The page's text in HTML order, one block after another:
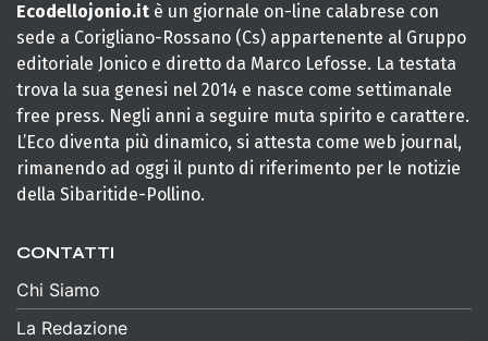
Ecodellojonio.it è un giornale on-line calabrese con
sede a Corigliano-Rossano (Cs) appartenente al Gruppo
editoriale Jonico e diretto da Marco Lefosse. La testata
trova la sua genesi nel 2014 e nasce come settimanale
free press. Negli anni a seguire muta spirito e carattere.
L’Eco diventa più dinamico, si attesta come web journal,
rimanendo ad oggi il punto di riferimento per le notizie
della Sibaritide-Pollino.
CONTATTI
Chi Siamo
La Redazione